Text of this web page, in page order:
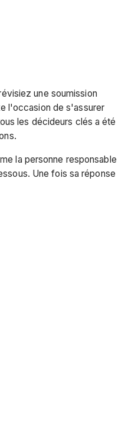
une soumission
l'occasion de s'assurer
les décideurs clés a été
la personne responsable
Une fois sa réponse